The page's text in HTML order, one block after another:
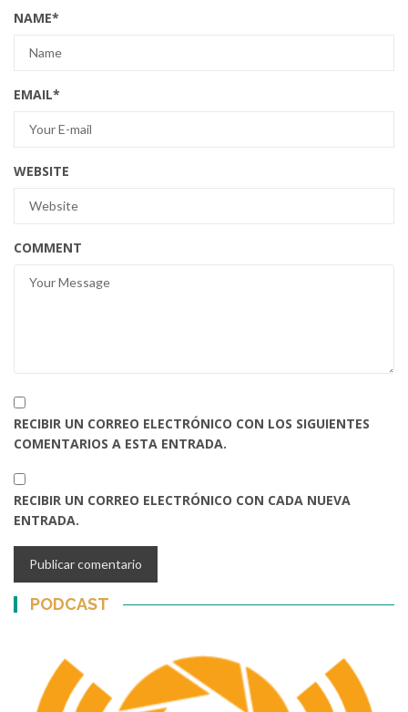
NAME*
EMAIL*
WEBSITE
COMMENT
RECIBIR UN CORREO ELECTRÓNICO CON LOS SIGUIENTES
COMENTARIOS A ESTA ENTRADA.
RECIBIR UN CORREO ELECTRÓNICO CON CADA NUEVA
ENTRADA.
PODCAST